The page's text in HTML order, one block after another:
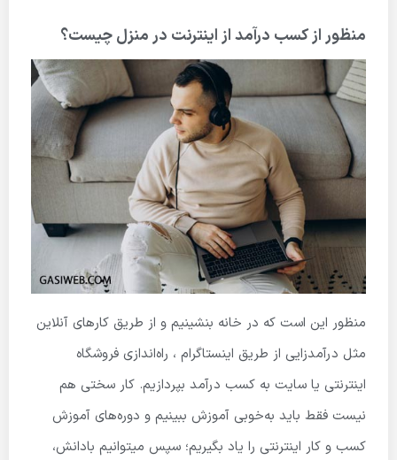
منظور از کسب درآمد از اینترنت در منزل چیست؟
منظور این است که در خانه بنشینیم و از طریق کارهای آنلاین
مثل درآمدزایی از طریق اینستاگرام ، راه‌اندازی فروشگاه
اینترنتی یا سایت به کسب درآمد بپردازیم. کار سختی هم
نیست فقط باید به‌خوبی آموزش ببینیم و دوره‌های آموزش
کسب و کار اینترنتی را یاد بگیریم؛ سپس میتوانیم بادانش،